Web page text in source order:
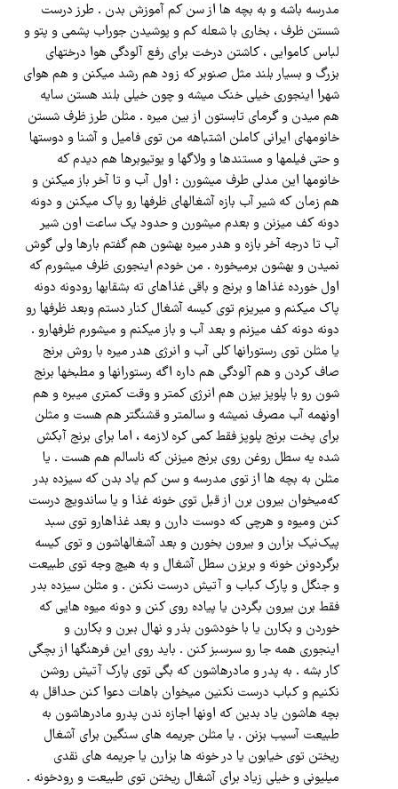
مدرسه باشه و به بچه ها از سن کم آموزش بدن . طرز درست
شستن ظرف ، بخاری با شعله کم و پوشیدن جوراب پشمی و پتو و
لباس کاموایی ، کاشتن درخت برای رفع آلودگی هوا درختهای
بزرگ و بسیار بلند مثل صنوبر که زود هم رشد میکنن و هم هوای
شهرا اینجوری خیلی خنک میشه و چون خیلی بلند هستن سایه
هم میدن و گرمای تابستون از بین میره . مثلن طرز ظرف شستن
خانومهای ایرانی کاملن اشتباهه من توی فامیل و آشنا و دوستها
و حتی فیلمها و مستندها و ولاگها و یوتیوبرها هم دیدم که
خانومها این مدلی طرف میشورن : اول آب و تا آخر باز میکنن و
هم زمان که شیر آب بازه آشغالهای ظرفها رو پاک میکنن و دونه
دونه کف میزنن و بعدم میشورن و حدود یک ساعت اون شیر
آب تا درجه آخر بازه و هدر میره بهشون هم گفتم بارها ولی گوش
نمیدن و بهشون برمیخوره . من خودم اینجوری ظرف میشورم که
اول خورده غذاها و برنج و باقی غذاهای ته بشقابها رو‌دونه دونه
پاک میکنم و میریزم توی کیسه آشغال کنار دستم و‌بعد ظرفها رو
دونه دونه کف میزنم و بعد آب و باز میکنم و میشورم ظرفهارو .
یا مثلن توی رستورانها کلی آب و انرژی هدر میره با روش برنج
صاف کردن و هم آلودگی هم داره اگه رستورانها و مطبخها برنج
شون رو با پلوپز بپزن هم انرژی کمتر و‌ وقت کمتری میبره و هم
اونهمه آب مصرف نمیشه و سالمتر و قشنگتر هم هست و مثلن
برای پخت برنج پلوپز فقط کمی کره لازمه ، اما برای برنج آبکش
شده یه سطل روغن روی برنج میزنن که ناسالم هم هست . یا
مثلن به بچه ها از توی مدرسه و سن کم یاد بدن که سیزده بدر
که‌میخوان بیرون برن از قبل توی خونه غذا و یا ساندویچ درست
کنن و‌میوه و هرچی که دوست دارن و بعد غذاهارو توی سبد
پیک‌نیک بزارن و بیرون بخورن و بعد آشغالهاشون و توی کیسه
برگردونن خونه و بریزن سطل آشغال و به هیچ وجه توی طبیعت
و جنگل و پارک کباب و آتیش درست نکنن . و مثلن سیزده بدر
فقط برن بیرون بگردن یا پیاده روی کنن و دونه میوه هایی که
خوردن و بکارن یا با خودشون بذر و نهال ببرن و بکارن و
اینجوری همه جا رو سرسبز کنن . باید روی این فرهنگها از بچگی
کار بشه . به پدر و مادرهاشون که بگی توی پارک آتیش روشن
نکنیم و کباب درست نکنین میخوان باهات دعوا کنن حداقل به
بچه هاشون یاد بدین که اونها اجازه ندن پدرو مادرهاشون به
طبیعت آسیب بزنن . یا مثلن جریمه های سنگین برای آشغال
ریختن توی خیابون یا در خونه ها بزارن یا جریمه های نقدی
میلیونی و خیلی زیاد برای آشغال ریختن توی طبیعت و رودخونه .